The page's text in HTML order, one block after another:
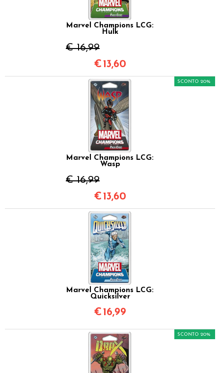
Marvel Champions LCG:
Hulk
€ 16,99
€ 13,60
Marvel Champions LCG:
Wasp
€ 16,99
SCONTO 20%
€ 13,60
Marvel Champions LCG:
Quicksilver
€ 16,99
SCONTO 20%